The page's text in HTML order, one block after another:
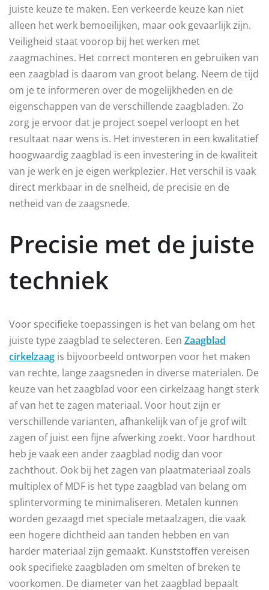
juiste keuze te maken. Een verkeerde keuze kan niet
alleen het werk bemoeilijken, maar ook gevaarlijk zijn.
Veiligheid staat voorop bij het werken met
zaagmachines. Het correct monteren en gebruiken van
een zaagblad is daarom van groot belang. Neem de tijd
om je te informeren over de mogelijkheden en de
eigenschappen van de verschillende zaagbladen. Zo
zorg je ervoor dat je project soepel verloopt en het
resultaat naar wens is. Het investeren in een kwalitatief
hoogwaardig zaagblad is een investering in de kwaliteit
van je werk en je eigen werkplezier. Het verschil is vaak
direct merkbaar in de snelheid, de precisie en de
netheid van de zaagsnede.
Precisie met de juiste
techniek
Voor specifieke toepassingen is het van belang om het
juiste type zaagblad te selecteren. Een Zaagblad
cirkelzaag is bijvoorbeeld ontworpen voor het maken
van rechte, lange zaagsneden in diverse materialen. De
keuze van het zaagblad voor een cirkelzaag hangt sterk
af van het te zagen materiaal. Voor hout zijn er
verschillende varianten, afhankelijk van of je grof wilt
zagen of juist een fijne afwerking zoekt. Voor hardhout
heb je vaak een ander zaagblad nodig dan voor
zachthout. Ook bij het zagen van plaatmateriaal zoals
multiplex of MDF is het type zaagblad van belang om
splintervorming te minimaliseren. Metalen kunnen
worden gezaagd met speciale metaalzagen, die vaak
een hogere dichtheid aan tanden hebben en van
harder materiaal zijn gemaakt. Kunststoffen vereisen
ook specifieke zaagbladen om smelten of breken te
voorkomen. De diameter van het zaagblad bepaalt